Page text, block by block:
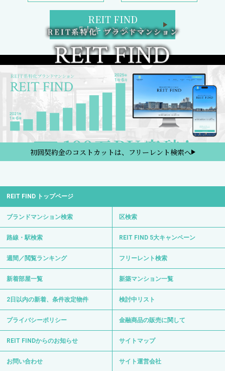
REIT FIND
5大キャンペーン
初回契約金のコストカットは、フリーレント検索へ
REIT FIND トップページ
ブランドマンション検索 区検索
路線・駅検索 REIT FIND 5大キャンペーン
週間／閲覧ランキング フリーレント検索
新着部屋一覧 新築マンション一覧
2日以内の新着、条件改定物件 検討中リスト
プライバシーポリシー 金融商品の販売に関して
REIT FINDからのお知らせ サイトマップ
お問い合わせ サイト運営会社